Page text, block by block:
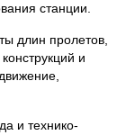
станции.
длин пролетов,
и
и технико-